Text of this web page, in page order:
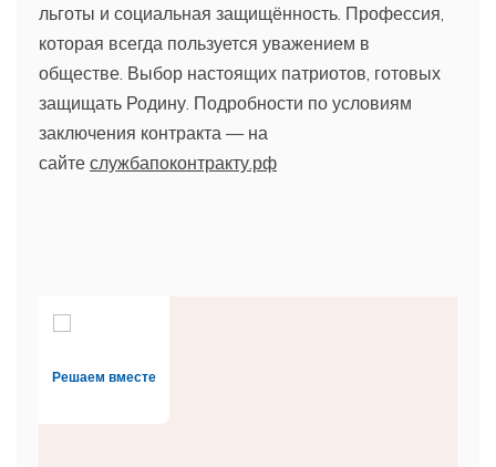
льготы и социальная защищённость. Профессия,
которая всегда пользуется уважением в
обществе. Выбор настоящих патриотов, готовых
защищать Родину. Подробности по условиям
заключения контракта — на
сайте службапоконтракту.рф
Решаем вместе